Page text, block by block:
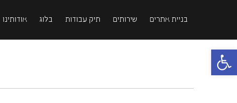
פתח סרגל נגישות
בניית אתרים שירותים תיק עבודות בלוג אודותינו